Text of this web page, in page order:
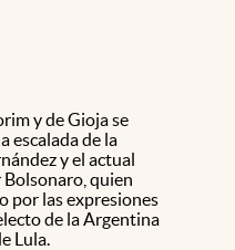
y de Gioja se
escalada de la
y el actual
quien
por las expresiones
de la Argentina
Lula.